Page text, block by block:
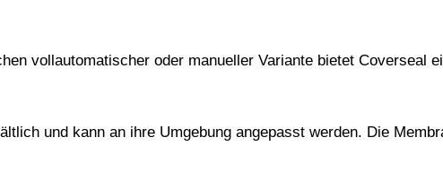
vollautomatischer oder manueller Variante bietet Coverseal
und kann an ihre Umgebung angepasst werden. Die